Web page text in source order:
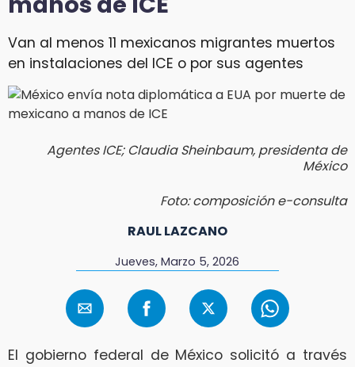
Van al menos 11 mexicanos migrantes muertos
en instalaciones del ICE o por sus agentes
Agentes ICE; Claudia Sheinbaum, presidenta de
México
Foto: composición e-consulta
RAUL LAZCANO
Jueves, Marzo 5, 2026
El gobierno federal de México solicitó a través